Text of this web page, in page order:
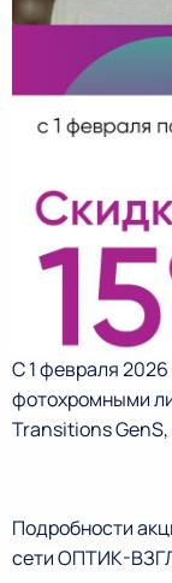
С 1 февраля 2026
фотохромными
Transitions GenS,
Подробности
сети ОПТИК-